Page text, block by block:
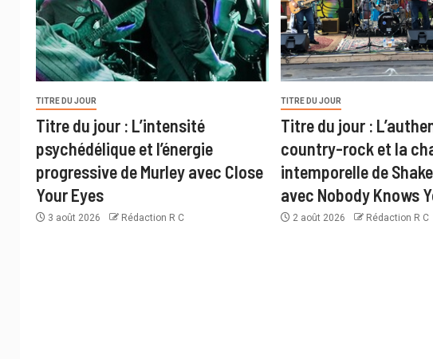
TITRE DU JOUR
Titre du jour : L’intensité
psychédélique et l’énergie
progressive de Murley avec Close
Your Eyes
3 août 2026 Rédaction R C
TITRE DU JOUR
Titre du jour :
country-rock et la
intemporelle de
avec Nobody Knows
2 août 2026 Rédaction R C